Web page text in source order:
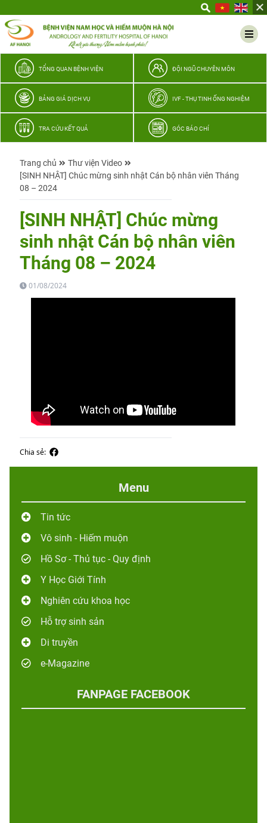
thương
TỔNG QUAN BỆNH VIỆN ĐỘI NGŨ CHUYÊN MÔN
BẢNG GIÁ DỊCH VỤ IVF - THỤ TINH ỐNG NGHIỆM
TRA CỨU KẾT QUẢ GÓC BÁO CHÍ
Trang chủ
Thư viện Video
[SINH NHẬT] Chúc mừng sinh nhật Cán bộ nhân viên Tháng
08 – 2024
[SINH NHẬT] Chúc mừng
sinh nhật Cán bộ nhân viên
Tháng 08 – 2024
01/08/2024
Chia sẻ:
Menu
Tin tức
Vô sinh - Hiếm muộn
Hồ Sơ - Thủ tục - Quy định
Y Học Giới Tính
Nghiên cứu khoa học
Hỗ trợ sinh sản
Di truyền
e-Magazine
FANPAGE FACEBOOK